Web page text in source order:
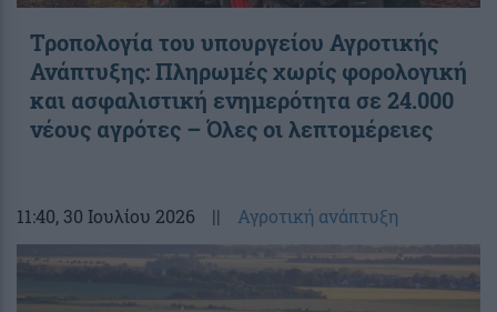
Τροπολογία του υπουργείου Αγροτικής
Ανάπτυξης: Πληρωμές χωρίς φορολογική
και ασφαλιστική ενημερότητα σε 24.000
νέους αγρότες – Όλες οι λεπτομέρειες
11:40, 30 Ιουλίου 2026 || Αγροτική ανάπτυξη